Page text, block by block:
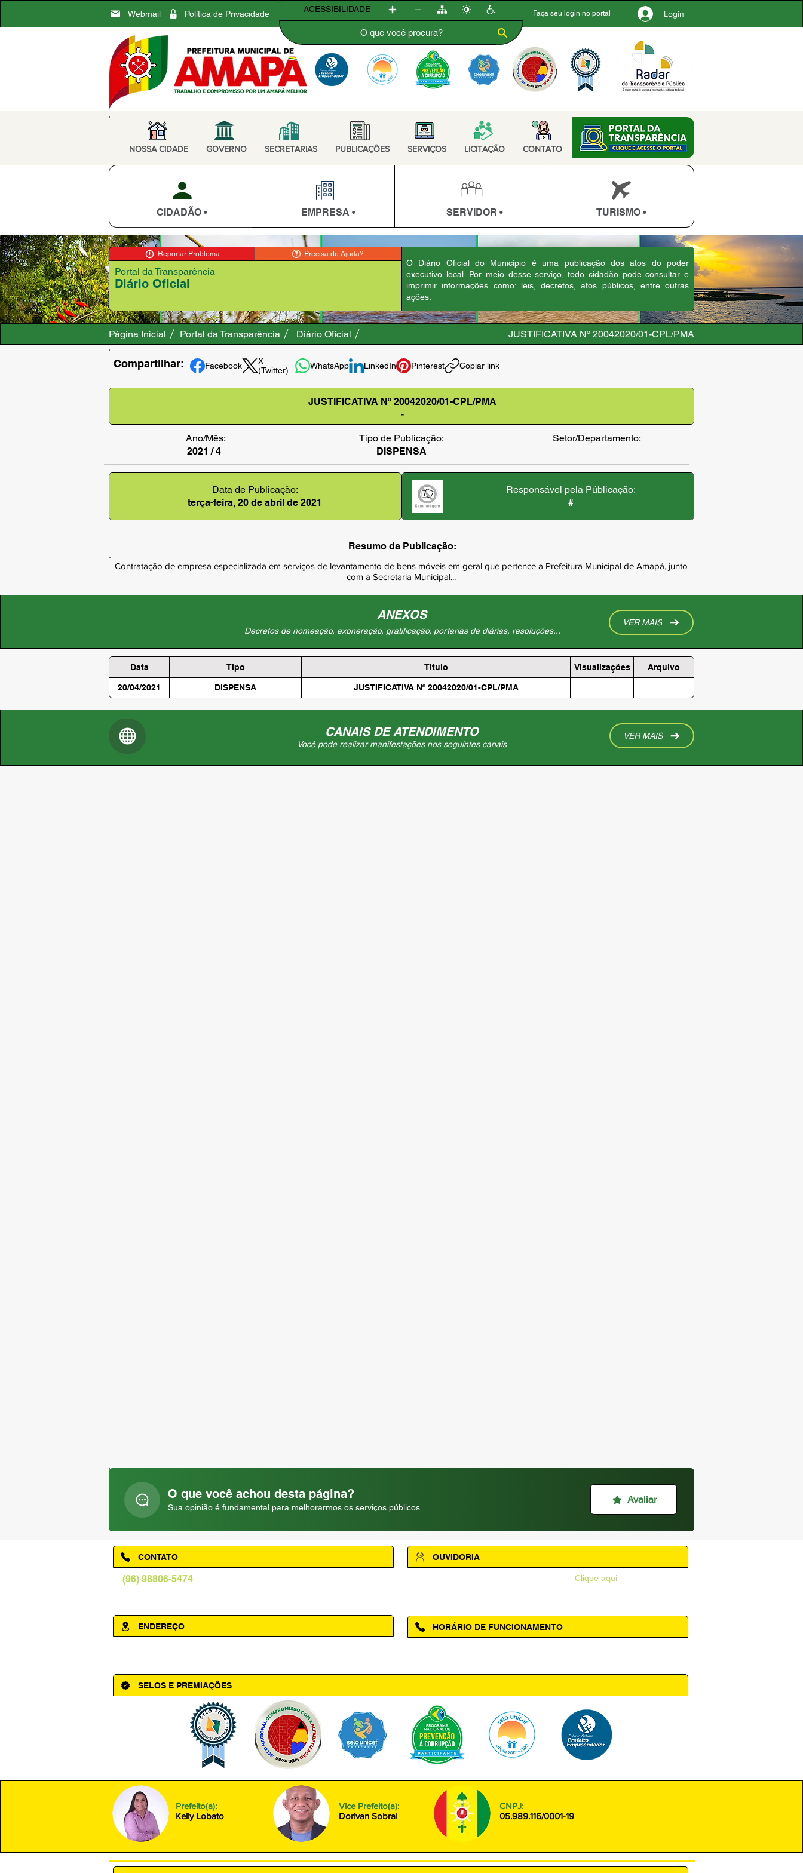
Webmail Política de Privacidade Faça seu login no portal Login
ACESSIBILIDADE
NOSSA CIDADE GOVERNO SECRETARIAS PUBLICAÇÕES SERVIÇOS LICITAÇÃO CONTATO
CIDADÃO • EMPRESA • SERVIDOR • TURISMO •
Reportar Problema Precisa de Ajuda?
Diário Oficial
Portal da Transparência
O Diário Oficial do Município é uma publicação dos atos do poder
executivo local. Por meio desse serviço, todo cidadão pode consultar e
imprimir informações como: leis, decretos, atos públicos, entre outras
ações.
Página Inicial Portal da Transparência Diário Oficial JUSTIFICATIVA Nº 20042020/01-CPL/PMA
Compartilhar: Facebook
X
(Twitter)
WhatsApp LinkedIn Pinterest Copiar link
JUSTIFICATIVA Nº 20042020/01-CPL/PMA
-
Ano/Mês:
2021 / 4
Tipo de Publicação:
DISPENSA
Setor/Departamento:
Data de Publicação:
terça-feira, 20 de abril de 2021
Responsável pela Públicação:
#
Resumo da Publicação:
Contratação de empresa especializada em serviços de levantamento de bens móveis em geral que pertence a Prefeitura Municipal de Amapá, junto
com a Secretaria Municipal...
ANEXOS
Decretos de nomeação, exoneração, gratificação, portarias de diárias, resoluções...
VER MAIS
Data Tipo Titulo Visualizações Arquivo
20/04/2021 DISPENSA JUSTIFICATIVA Nº 20042020/01-CPL/PMA
CANAIS DE ATENDIMENTO
Você pode realizar manifestações nos seguintes canais
VER MAIS
O que você achou desta página?
Sua opinião é fundamental para melhorarmos os serviços públicos
Avaliar
(96) 98806-5474
CONTATO
ENDEREÇO
Clique aqui
OUVIDORIA
HORÁRIO DE FUNCIONAMENTO
SELOS E PREMIAÇÕES
Prefeito(a):
Kelly Lobato
Vice Prefeito(a):
Dorivan Sobral
CNPJ:
05.989.116/0001-19